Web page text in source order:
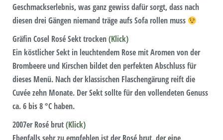
Geschmackserlebnis, was ganz gewiss dafür sorgt, dass nach
diesen drei Gängen niemand träge aufs Sofa rollen muss
Gräfin Cosel Rosé Sekt trocken(Klick)
Ein köstlicher Sekt in leuchtendem Rose mit Aromen von der
Brombeere und Kirschen bildet den perfekten Abschluss für
dieses Menü. Nach der klassischen Flaschengärung reift die
Cuvée zehn Monate. Der Sekt sollte für den vollendeten Genuss
ca. 6 bis 8 °C haben.
2007er Rosé brut(Klick)